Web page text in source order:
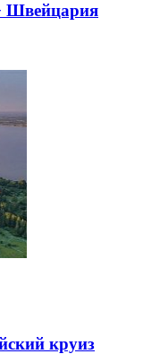
Швейцария
круиз